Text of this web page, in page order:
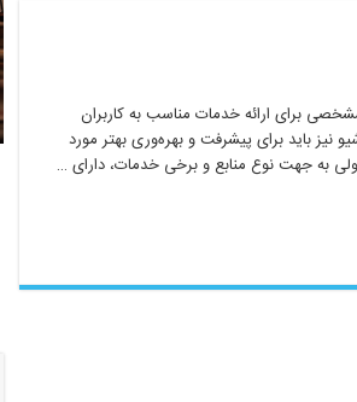
برای ارائه خدمات مناسب به کاربران
باید برای پیشرفت و بهره‌وری بهتر مورد
ولی به جهت نوع منابع و برخی خدمات، دارای …